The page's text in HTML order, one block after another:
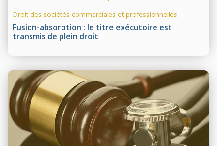
Fusion-absorption : le titre exécutoire est
transmis de plein droit
Droit des sociétés commerciales et professionnelles